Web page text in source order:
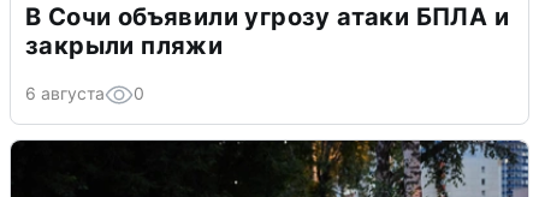
В Сочи объявили угрозу атаки БПЛА и
закрыли пляжи
6 августа 0